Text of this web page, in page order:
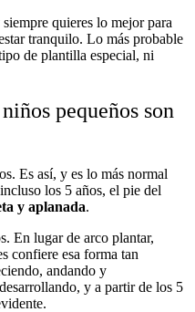
quieres lo mejor para
tranquilo. Lo más probable
de plantilla especial, ni
pequeños son
Es así, y es lo más normal
los 5 años, el pie del
y aplanada.
En lugar de arco plantar,
confiere esa forma tan
andando y
y a partir de los 5